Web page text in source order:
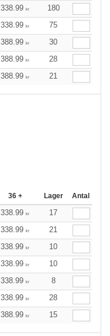
338.99 kr
180
338.99 kr
75
388.99 kr
30
388.99 kr
28
388.99 kr 21
36 + Lager Antal
338.99 kr
17
338.99 kr
21
338.99 kr
10
338.99 kr
10
338.99 kr
8
338.99 kr
28
388.99 kr 15